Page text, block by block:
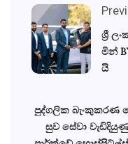
ශ්‍රී
මින්
යි
පුද්ගලික බැංකුකරණ
සුව සේවා